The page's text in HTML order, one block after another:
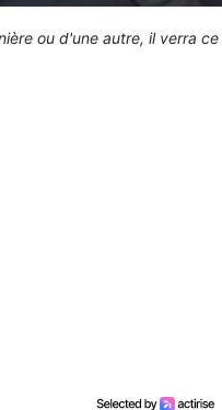
ou d'une autre, il verra